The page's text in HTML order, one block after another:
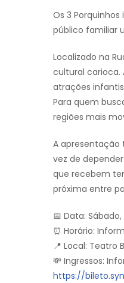
Os 3
público familiar
Localizado na
cultural carioca.
atrações
Para quem
regiões mais
A apresentação
vez de
que recebem
próxima entre
📅 Data:
⏰ Horário:
📍 Local: Teatro
💸 Ingressos:
https://